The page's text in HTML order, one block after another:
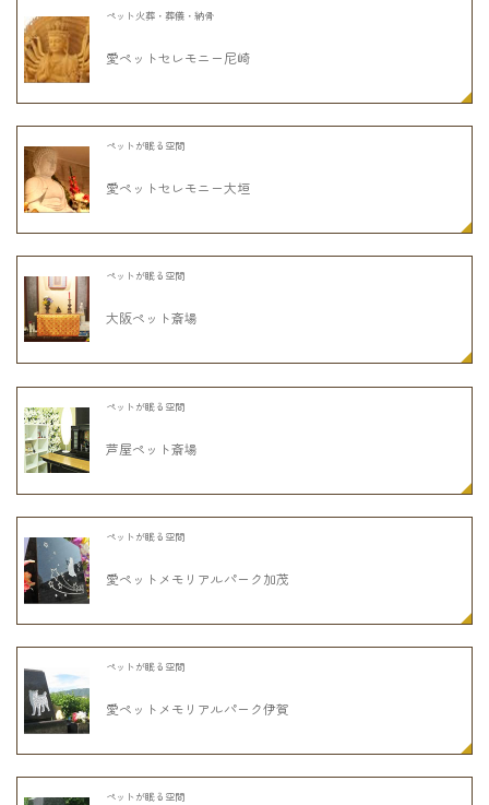
ペット火葬・葬儀・納骨
愛ペットセレモニー尼崎
ペットが眠る空間
愛ペットセレモニー大垣
ペットが眠る空間
大阪ペット斎場
ペットが眠る空間
芦屋ペット斎場
ペットが眠る空間
愛ペットメモリアルパーク加茂
ペットが眠る空間
愛ペットメモリアルパーク伊賀
ペットが眠る空間